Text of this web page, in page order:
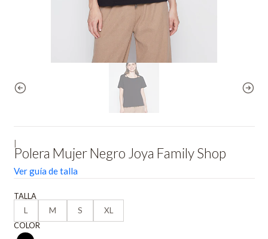
Polera Mujer Negro Joya Family Shop
Ver guía de talla
TALLA
L
M S
XL
COLOR